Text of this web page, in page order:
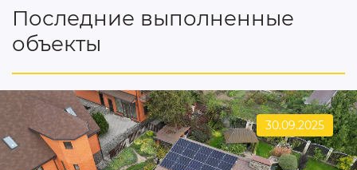
Последние выполненные
объекты
30.09.2025